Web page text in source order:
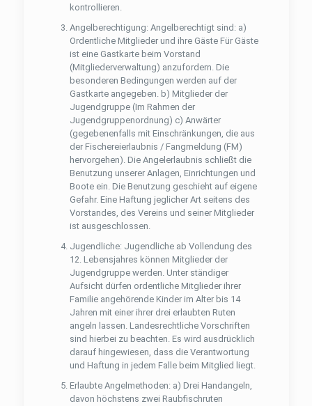
kontrollieren.
Angelberechtigung: Angelberechtigt sind: a)
Ordentliche Mitglieder und ihre Gäste Für Gäste
ist eine Gastkarte beim Vorstand
(Mitgliederverwaltung) anzufordern. Die
besonderen Bedingungen werden auf der
Gastkarte angegeben. b) Mitglieder der
Jugendgruppe (Im Rahmen der
Jugendgruppenordnung) c) Anwärter
(gegebenenfalls mit Einschränkungen, die aus
der Fischereierlaubnis / Fangmeldung (FM)
hervorgehen). Die Angelerlaubnis schließt die
Benutzung unserer Anlagen, Einrichtungen und
Boote ein. Die Benutzung geschieht auf eigene
Gefahr. Eine Haftung jeglicher Art seitens des
Vorstandes, des Vereins und seiner Mitglieder
ist ausgeschlossen.
Jugendliche: Jugendliche ab Vollendung des
12. Lebensjahres können Mitglieder der
Jugendgruppe werden. Unter ständiger
Aufsicht dürfen ordentliche Mitglieder ihrer
Familie angehörende Kinder im Alter bis 14
Jahren mit einer ihrer drei erlaubten Ruten
angeln lassen. Landesrechtliche Vorschriften
sind hierbei zu beachten. Es wird ausdrücklich
darauf hingewiesen, dass die Verantwortung
und Haftung in jedem Falle beim Mitglied liegt.
Erlaubte Angelmethoden: a) Drei Handangeln,
davon höchstens zwei Raubﬁschruten